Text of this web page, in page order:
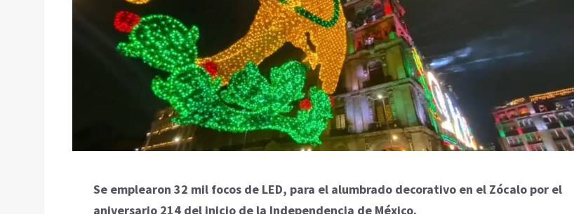
Se emplearon 32 mil focos de LED, para el alumbrado decorativo en el Zócalo por el
aniversario 214 del inicio de la Independencia de México.